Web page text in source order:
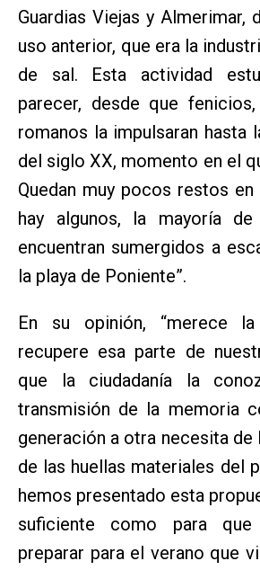
Guardias Viejas y Almerimar,
uso anterior, que era la
de sal. Esta actividad
parecer, desde que
romanos la impulsaran hasta
del siglo XX, momento en el
Quedan muy pocos restos en
hay algunos, la mayoría
encuentran sumergidos a
la playa de Poniente”.
En su opinión, “merece
recupere esa parte de
que la ciudadanía la
transmisión de la memoria
generación a otra necesita de
de las huellas materiales del
hemos presentado esta
suficiente como para
preparar para el verano que